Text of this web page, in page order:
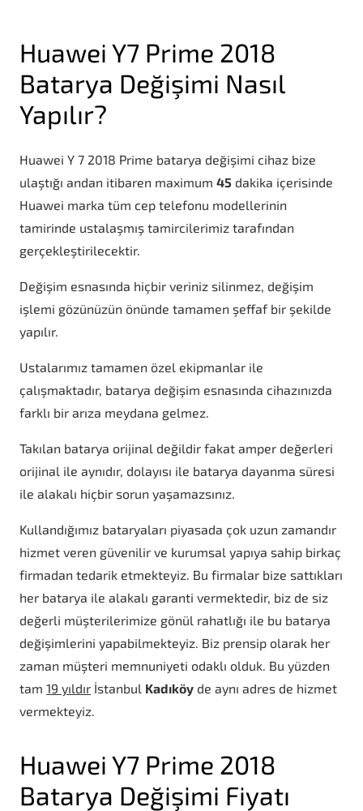
Huawei Y7 Prime 2018
Batarya Değişimi Nasıl
Yapılır?
Huawei Y 7 2018 Prime batarya değişimi cihaz bize
ulaştığı andan itibaren maximum 45 dakika içerisinde
Huawei marka tüm cep telefonu modellerinin
tamirinde ustalaşmış tamircilerimiz tarafından
gerçekleştirilecektir.
Değişim esnasında hiçbir veriniz silinmez, değişim
işlemi gözünüzün önünde tamamen şeffaf bir şekilde
yapılır.
Ustalarımız tamamen özel ekipmanlar ile
çalışmaktadır, batarya değişim esnasında cihazınızda
farklı bir arıza meydana gelmez.
Takılan batarya orijinal değildir fakat amper değerleri
orijinal ile aynıdır, dolayısı ile batarya dayanma süresi
ile alakalı hiçbir sorun yaşamazsınız.
Kullandığımız bataryaları piyasada çok uzun zamandır
hizmet veren güvenilir ve kurumsal yapıya sahip birkaç
firmadan tedarik etmekteyiz. Bu firmalar bize sattıkları
her batarya ile alakalı garanti vermektedir, biz de siz
değerli müşterilerimize gönül rahatlığı ile bu batarya
değişimlerini yapabilmekteyiz. Biz prensip olarak her
zaman müşteri memnuniyeti odaklı olduk. Bu yüzden
tam 19 yıldır İstanbul Kadıköy de aynı adres de hizmet
vermekteyiz.
Huawei Y7 Prime 2018
Batarya Değişimi Fiyatı